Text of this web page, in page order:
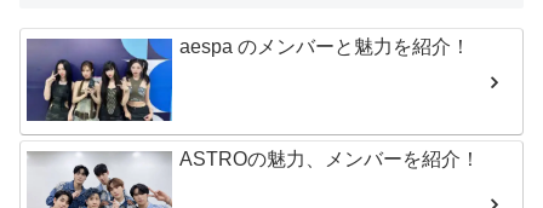
aespa のメンバーと魅力を紹介！
ASTROの魅力、メンバーを紹介！